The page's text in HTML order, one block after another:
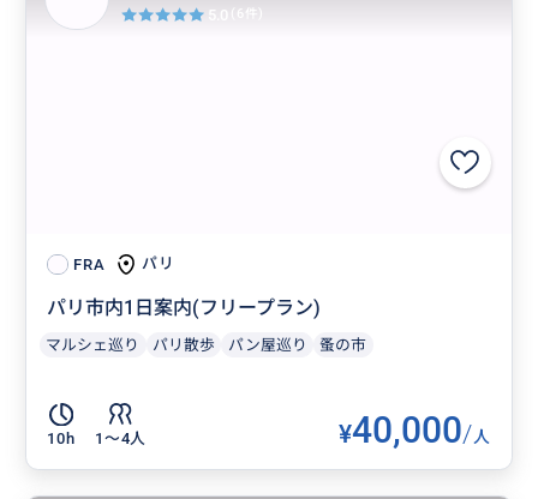
FRA パリ
パリ市内1日案内(フリープラン)
マルシェ巡り パリ散歩 パン屋巡り 蚤の市
10h 1〜4人 ¥40,000/人
5.0 (6件)